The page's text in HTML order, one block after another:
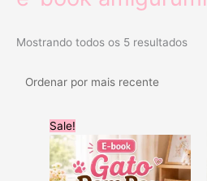
Mostrando todos os 5 resultados
Sale!
preço
original
era:
R$49.90.
preço
atual
é:
R$29.90.